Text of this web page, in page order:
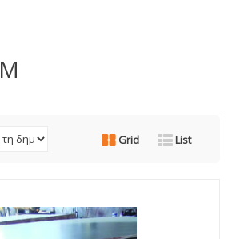
Grid List